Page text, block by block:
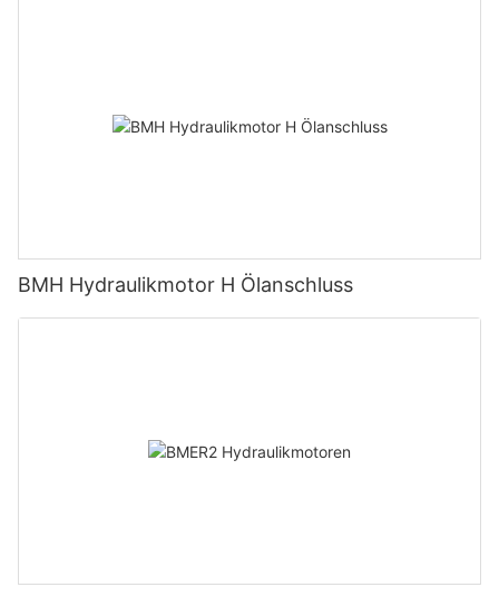
BMH Hydraulikmotor H Ölanschluss